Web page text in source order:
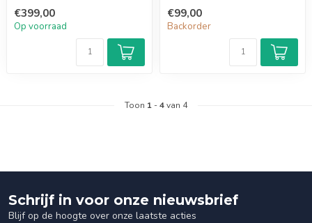
€399,00
Op voorraad
€99,00
Backorder
Toon 1 -4van 4
Schrijf in voor onze nieuwsbrief
Blijf op de hoogte over onze laatste acties